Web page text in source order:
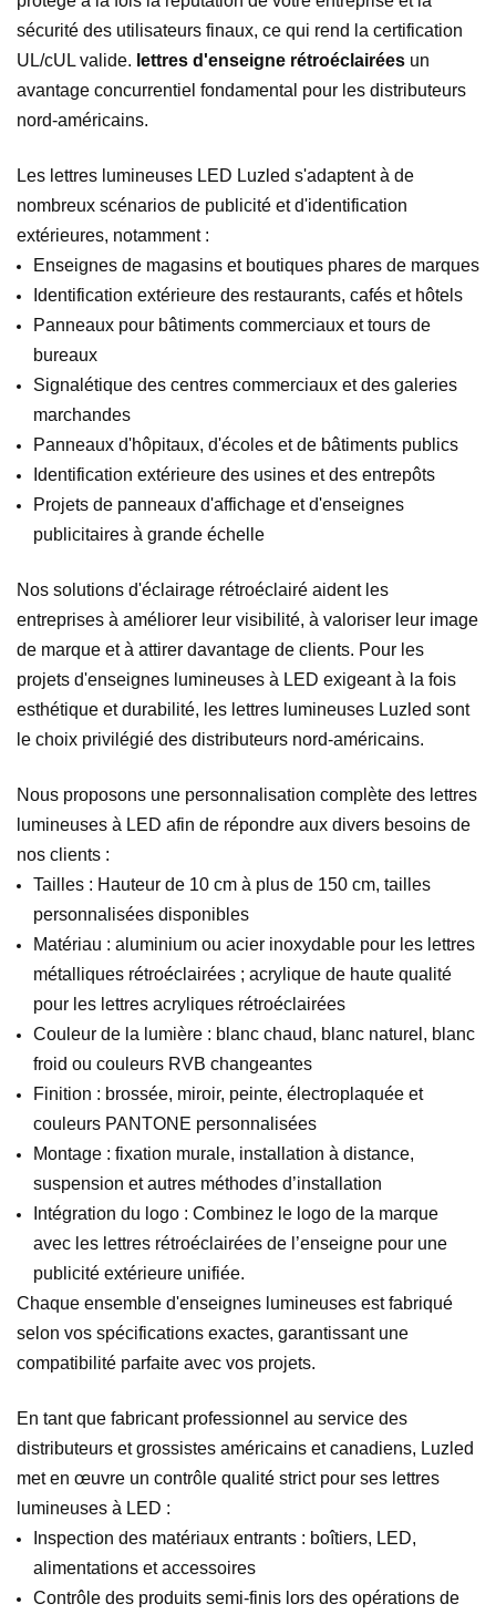
sécurité des utilisateurs finaux, ce qui rend la certification
UL/cUL valide. lettres d'enseigne rétroéclairées un
avantage concurrentiel fondamental pour les distributeurs
nord-américains.
Les lettres lumineuses LED Luzled s'adaptent à de
nombreux scénarios de publicité et d'identification
extérieures, notamment :
Enseignes de magasins et boutiques phares de marques
Identification extérieure des restaurants, cafés et hôtels
Panneaux pour bâtiments commerciaux et tours de
bureaux
Signalétique des centres commerciaux et des galeries
marchandes
Panneaux d'hôpitaux, d'écoles et de bâtiments publics
Identification extérieure des usines et des entrepôts
Projets de panneaux d'affichage et d'enseignes
publicitaires à grande échelle
Nos solutions d'éclairage rétroéclairé aident les
entreprises à améliorer leur visibilité, à valoriser leur image
de marque et à attirer davantage de clients. Pour les
projets d'enseignes lumineuses à LED exigeant à la fois
esthétique et durabilité, les lettres lumineuses Luzled sont
le choix privilégié des distributeurs nord-américains.
Nous proposons une personnalisation complète des lettres
lumineuses à LED afin de répondre aux divers besoins de
nos clients :
Tailles : Hauteur de 10 cm à plus de 150 cm, tailles
personnalisées disponibles
Matériau : aluminium ou acier inoxydable pour les lettres
métalliques rétroéclairées ; acrylique de haute qualité
pour les lettres acryliques rétroéclairées
Couleur de la lumière : blanc chaud, blanc naturel, blanc
froid ou couleurs RVB changeantes
Finition : brossée, miroir, peinte, électroplaquée et
couleurs PANTONE personnalisées
Montage : fixation murale, installation à distance,
suspension et autres méthodes d’installation
Intégration du logo : Combinez le logo de la marque
avec les lettres rétroéclairées de l’enseigne pour une
publicité extérieure unifiée.
Chaque ensemble d'enseignes lumineuses est fabriqué
selon vos spécifications exactes, garantissant une
compatibilité parfaite avec vos projets.
En tant que fabricant professionnel au service des
distributeurs et grossistes américains et canadiens, Luzled
met en œuvre un contrôle qualité strict pour ses lettres
lumineuses à LED :
Inspection des matériaux entrants : boîtiers, LED,
alimentations et accessoires
Contrôle des produits semi-finis lors des opérations de